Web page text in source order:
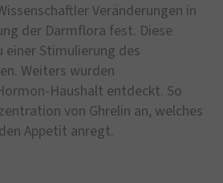
Veränderungen in
der Darmflora fest. Diese
einer Stimulierung des
Weiters wurden
Haushalt entdeckt. So
von Ghrelin an, welches
Appetit anregt.